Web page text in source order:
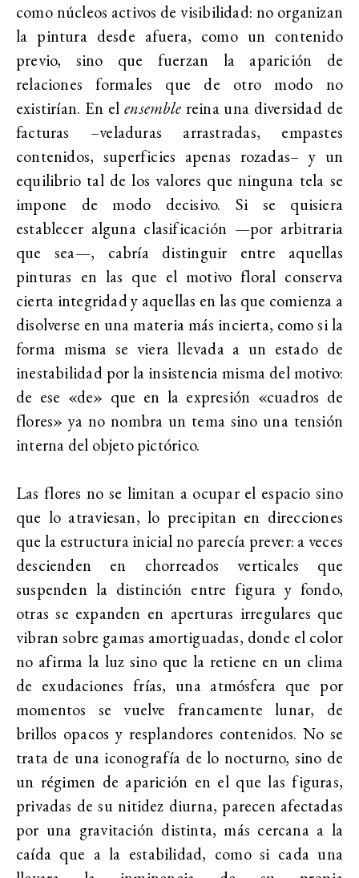
como núcleos activos de visibilidad: no organizan
la pintura desde afuera, como un contenido
previo, sino que fuerzan la aparición de
relaciones formales que de otro modo no
existirían. En elensemblereina una diversidad de
facturas –veladuras arrastradas, empastes
contenidos, superficies apenas rozadas– y un
equilibrio tal de los valores que ninguna tela se
impone de modo decisivo. Si se quisiera
establecer alguna clasificación —por arbitraria
que sea—, cabría distinguir entre aquellas
pinturas en las que el motivo floral conserva
cierta integridad y aquellas en las que comienza a
disolverse en una materia más incierta, como si la
forma misma se viera llevada a un estado de
inestabilidad por la insistencia misma del motivo:
de ese «de» que en la expresión «cuadros de
flores» ya no nombra un tema sino una tensión
interna del objeto pictórico.
Las flores no se limitan a ocupar el espacio sino
que lo atraviesan, lo precipitan en direcciones
que la estructura inicial no parecía prever: a veces
descienden en chorreados verticales que
suspenden la distinción entre figura y fondo,
otras se expanden en aperturas irregulares que
vibran sobre gamas amortiguadas, donde el color
no afirma la luz sino que la retiene en un clima
de exudaciones frías, una atmósfera que por
momentos se vuelve francamente lunar, de
brillos opacos y resplandores contenidos. No se
trata de una iconografía de lo nocturno, sino de
un régimen de aparición en el que las figuras,
privadas de su nitidez diurna, parecen afectadas
por una gravitación distinta, más cercana a la
caída que a la estabilidad, como si cada una